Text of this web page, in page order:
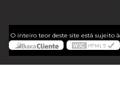
O inteiro teor deste site está sujeito